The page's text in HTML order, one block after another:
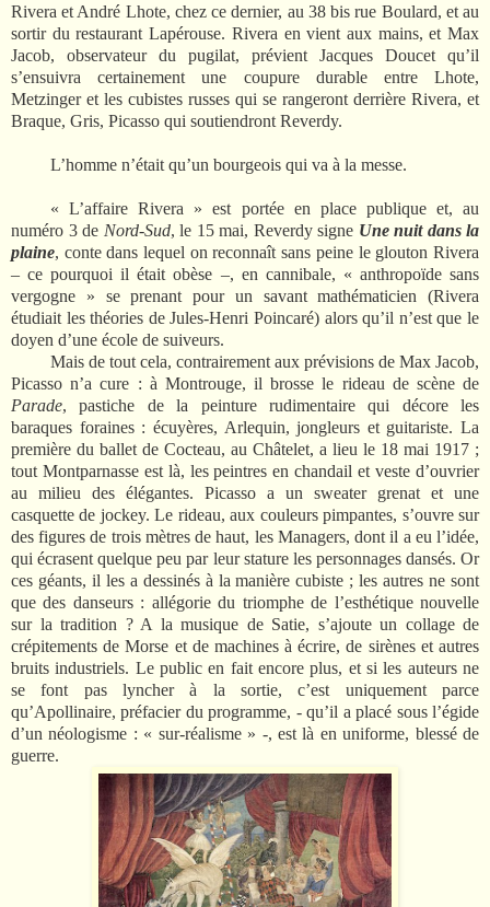
Rivera et André Lhote, chez ce dernier, au 38 bis rue Boulard, et au
sortir du restaurant Lapérouse. Rivera en vient aux mains, et Max
Jacob, observateur du pugilat, prévient Jacques Doucet qu’il
s’ensuivra certainement une coupure durable entre Lhote,
Metzinger et les cubistes russes qui se rangeront derrière Rivera, et
Braque, Gris, Picasso qui soutiendront Reverdy.
L’homme n’était qu’un bourgeois qui va à la messe.
« L’affaire Rivera » est portée en place publique et, au
numéro 3 de Nord-Sud, le 15 mai, Reverdy signe Une nuit dans la
plaine, conte dans lequel on reconnaît sans peine le glouton Rivera
– ce pourquoi il était obèse –, en cannibale, « anthropoïde sans
vergogne » se prenant pour un savant mathématicien (Rivera
étudiait les théories de Jules-Henri Poincaré) alors qu’il n’est que le
doyen d’une école de suiveurs.
Mais de tout cela, contrairement aux prévisions de Max Jacob,
Picasso n’a cure : à Montrouge, il brosse le rideau de scène de
Parade, pastiche de la peinture rudimentaire qui décore les
baraques foraines : écuyères, Arlequin, jongleurs et guitariste. La
première du ballet de Cocteau, au Châtelet, a lieu le 18 mai 1917 ;
tout Montparnasse est là, les peintres en chandail et veste d’ouvrier
au milieu des élégantes. Picasso a un sweater grenat et une
casquette de jockey. Le rideau, aux couleurs pimpantes, s’ouvre sur
des figures de trois mètres de haut, les Managers, dont il a eu l’idée,
qui écrasent quelque peu par leur stature les personnages dansés. Or
ces géants, il les a dessinés à la manière cubiste ; les autres ne sont
que des danseurs : allégorie du triomphe de l’esthétique nouvelle
sur la tradition ? A la musique de Satie, s’ajoute un collage de
crépitements de Morse et de machines à écrire, de sirènes et autres
bruits industriels. Le public en fait encore plus, et si les auteurs ne
se font pas lyncher à la sortie, c’est uniquement parce
qu’Apollinaire, préfacier du programme, - qu’il a placé sous l’égide
d’un néologisme : « sur-réalisme » -, est là en uniforme, blessé de
guerre.